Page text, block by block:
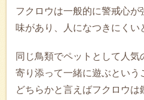
フクロウは一般的に警戒心が
味があり、人になつきにくい
同じ鳥類でペットとして人気
寄り添って一緒に遊ぶという
どちらかと言えばフクロウ